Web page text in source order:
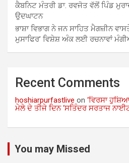
ਕੈਬਨਿਟ ਮੰਤਰੀ ਡਾ. ਰਵਜੋਤ ਵੱਲੋਂ ਪਿੰਡ
ਉਦਘਾਟਨ
ਭਾਸ਼ਾ ਵਿਭਾਗ ਨੇ ਜਨ ਸਾਹਿਤ ਮੈਗਜ਼ੀਨ
ਮੁਸਾਫਿਰ’ ਵਿਸ਼ੇਸ਼ ਅੰਕ ਲਈ ਰਚਨਾਵਾਂ
Recent Comments
hoshiarpurfastlive on ‘ਵਿਰਸਾ
ਮੇਲੇ ਦੇ ਤੀਜੇ ਦਿਨ ‘ਸਤਿੰਦਰ ਸਰਤਾਜ
You may Missed